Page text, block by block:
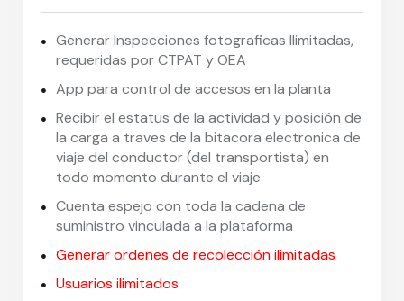
Generar Inspecciones fotograficas Ilimitadas,
requeridas por CTPAT y OEA
App para control de accesos en la planta
Recibir el estatus de la actividad y posición de
la carga a traves de la bitacora electronica de
viaje del conductor (del transportista) en
todo momento durante el viaje
Cuenta espejo con toda la cadena de
suministro vinculada a la plataforma
Generar ordenes de recolección ilimitadas
Usuarios ilimitados